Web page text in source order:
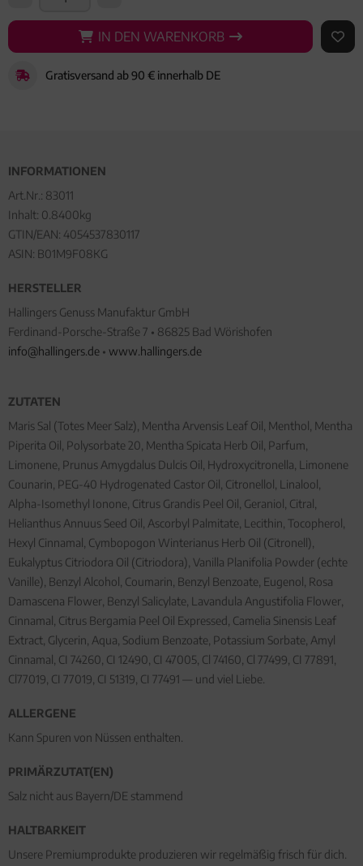
IN DEN WARENKORB
IN DEN WARENKORB AUF
Gratisversand ab 90 € innerhalb DE
INFORMATIONEN
Art.Nr.: 83011
Inhalt: 0.8400kg
GTIN/EAN: 4054537830117
ASIN: B01M9F08KG
HERSTELLER
Hallingers Genuss Manufaktur GmbH
Ferdinand-Porsche-Straße 7 • 86825 Bad Wörishofen
info@hallingers.de • www.hallingers.de
ZUTATEN
Maris Sal (Totes Meer Salz), Mentha Arvensis Leaf Oil, Menthol, Mentha
Piperita Oil, Polysorbate 20, Mentha Spicata Herb Oil, Parfum,
Limonene, Prunus Amygdalus Dulcis Oil, Hydroxycitronella, Limonene
Counarin, PEG-40 Hydrogenated Castor Oil, Citronellol, Linalool,
Alpha-Isomethyl Ionone, Citrus Grandis Peel Oil, Geraniol, Citral,
Helianthus Annuus Seed Oil, Ascorbyl Palmitate, Lecithin, Tocopherol,
Hexyl Cinnamal, Cymbopogon Winterianus Herb Oil (Citronell),
Eukalyptus Citriodora Oil (Citriodora), Vanilla Planifolia Powder (echte
Vanille), Benzyl Alcohol, Coumarin, Benzyl Benzoate, Eugenol, Rosa
Damascena Flower, Benzyl Salicylate, Lavandula Angustifolia Flower,
Cinnamal, Citrus Bergamia Peel Oil Expressed, Camelia Sinensis Leaf
Extract, Glycerin, Aqua, Sodium Benzoate, Potassium Sorbate, Amyl
Cinnamal, CI 74260, CI 12490, CI 47005, Cl 74160, Cl 77499, CI 77891,
Cl77019, CI 77019, CI 51319, CI 77491 — und viel Liebe.
ALLERGENE
Kann Spuren von Nüssen enthalten.
PRIMÄRZUTAT(EN)
Salz nicht aus Bayern/DE stammend
HALTBARKEIT
Unsere Premiumprodukte produzieren wir regelmäßig frisch für dich.